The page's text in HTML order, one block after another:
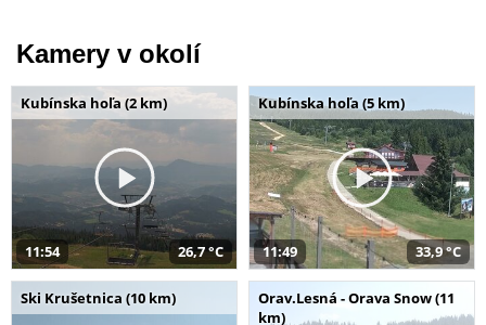
Kamery v okolí
Kubínska hoľa (2 km)
11:54 26,7 °C
Kubínska hoľa (5 km)
11:49 33,9 °C
Ski Krušetnica (10 km)
Orav.Lesná - Orava Snow (11
km)